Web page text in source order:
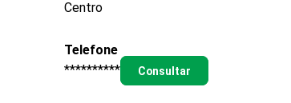
Centro
Telefone
**********
Consultar